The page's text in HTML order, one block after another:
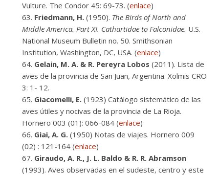
Vulture. The Condor 45: 69-73. (enlace)
Friedmann, H. (1950). The Birds of North and
Middle America. Part XI. Cathartidae to Falconidae. U.S.
National Museum Bulletin no. 50. Smithsonian
Institution, Washington, DC, USA. (enlace)
Gelain, M. A. & R. Pereyra Lobos (2011). Lista de
aves de la provincia de San Juan, Argentina. Xolmis CRO
3: 1- 12.
Giacomelli, E. (1923) Catálogo sistemático de las
aves útiles y nocivas de la provincia de La Rioja.
Hornero 003 (01): 066-084 (enlace)
Giai, A. G. (1950) Notas de viajes. Hornero 009
(02) : 121-164 (enlace)
Giraudo, A. R., J. L. Baldo & R. R. Abramson
(1993). Aves observadas en el sudeste, centro y este